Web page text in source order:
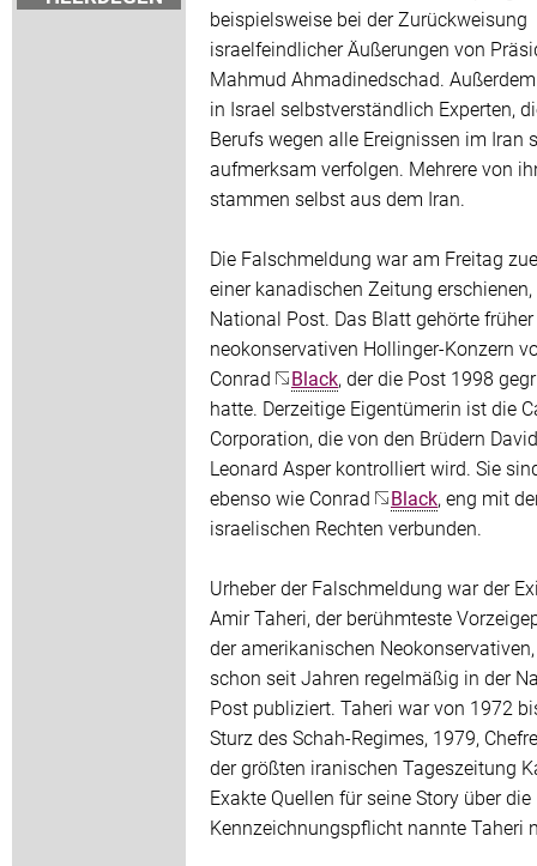
beispielsweise bei der Zurückweisung
israelfeindlicher Äußerungen von
Mahmud Ahmadinedschad.
in Israel selbstverständlich Experten,
Berufs wegen alle Ereignissen im Iran
aufmerksam verfolgen. Mehrere von
stammen selbst aus dem Iran.
Die Falschmeldung war am Freitag
einer kanadischen Zeitung erschienen,
National Post. Das Blatt gehörte
neokonservativen Hollinger-Konzern
Conrad
Black, der die Post 1998
hatte. Derzeitige Eigentümerin ist die
Corporation, die von den Brüdern
Leonard Asper kontrolliert wird. Sie
ebenso wie Conrad
Black, eng mit
israelischen Rechten verbunden.
Urheber der Falschmeldung war der
Amir Taheri, der berühmteste
der amerikanischen
schon seit Jahren regelmäßig in der
Post publiziert. Taheri war von 1972
Sturz des Schah-Regimes, 1979,
der größten iranischen Tageszeitung
Exakte Quellen für seine Story über die
Kennzeichnungspflicht nannte Taheri